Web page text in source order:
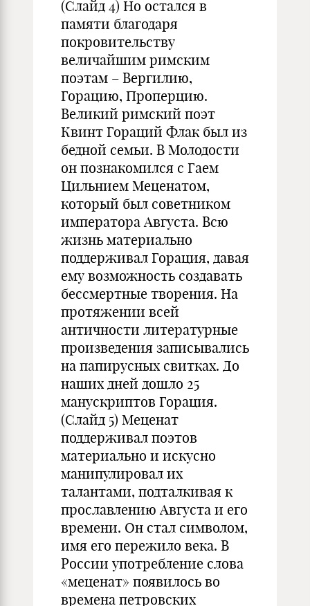
(Слайд 4) Но остался в
памяти благодаря
покровительству
величайшим римским
поэтам – Вергилию,
Горацию, Проперцию.
Великий римский поэт
Квинт Гораций Флак был из
бедной семьи. В Молодости
он познакомился с Гаем
Цильнием Меценатом,
который был советником
императора Августа. Всю
жизнь материально
поддерживал Горация, давая
ему возможность создавать
бессмертные творения. На
протяжении всей
античности литературные
произведения записывались
на папирусных свитках. До
наших дней дошло 25
манускриптов Горация.
(Слайд 5) Меценат
поддерживал поэтов
материально и искусно
манипулировал их
талантами, подталкивая к
прославлению Августа и его
времени. Он стал символом,
имя его пережило века. В
России употребление слова
«меценат» появилось во
времена петровских